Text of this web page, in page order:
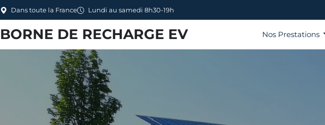
Dans toute la France Lundi au samedi 8h30-19h
BORNE DE RECHARGE EV Nos Prestations